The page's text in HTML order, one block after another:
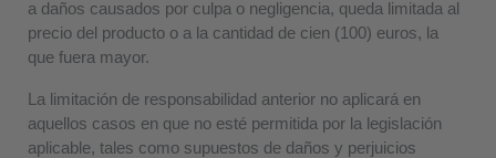
a daños causados por culpa o negligencia, queda limitada al
precio del producto o a la cantidad de cien (100) euros, la
que fuera mayor.
La limitación de responsabilidad anterior no aplicará en
aquellos casos en que no esté permitida por la legislación
aplicable, tales como supuestos de daños y perjuicios